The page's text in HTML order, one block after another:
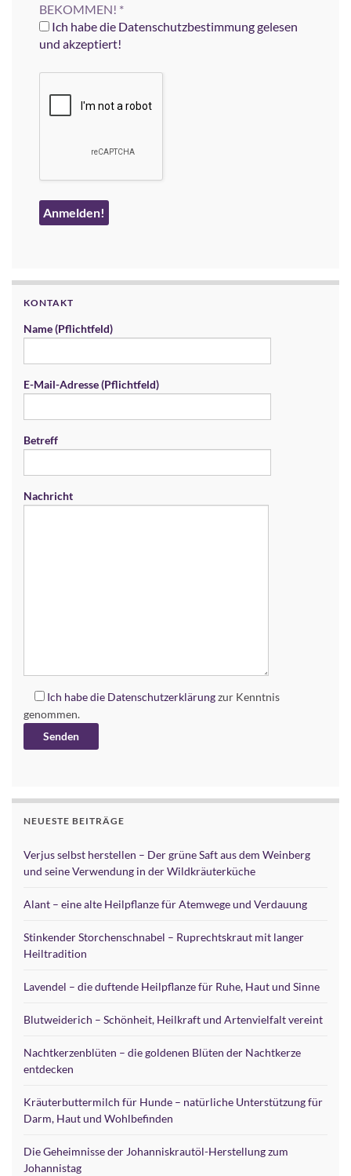
BEKOMMEN! *
Ich habe die Datenschutzbestimmung gelesen
und akzeptiert!
KONTAKT
Name (Pflichtfeld)
E-Mail-Adresse (Pflichtfeld)
Betreff
Nachricht
Ich habe die Datenschutzerklärungzur Kenntnis
genommen.
NEUESTE BEITRÄGE
Verjus selbst herstellen – Der grüne Saft aus dem Weinberg
und seine Verwendung in der Wildkräuterküche
Alant – eine alte Heilpflanze für Atemwege und Verdauung
Stinkender Storchenschnabel – Ruprechtskraut mit langer
Heiltradition
Lavendel – die duftende Heilpflanze für Ruhe, Haut und Sinne
Blutweiderich – Schönheit, Heilkraft und Artenvielfalt vereint
Nachtkerzenblüten – die goldenen Blüten der Nachtkerze
entdecken
Kräuterbuttermilch für Hunde – natürliche Unterstützung für
Darm, Haut und Wohlbefinden
Die Geheimnisse der Johanniskrautöl-Herstellung zum
Johannistag